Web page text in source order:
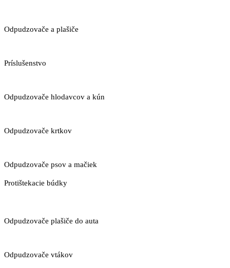
Odpudzovače a plašiče
Príslušenstvo
Odpudzovače hlodavcov a kún
Odpudzovače krtkov
Odpudzovače psov a mačiek
Protištekacie búdky
Odpudzovače plašiče do auta
Odpudzovače vtákov